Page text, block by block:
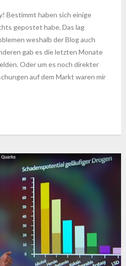
Bestimmt haben sich einige
gepostet habe. Das lag
weshalb der Blog auch
gab es die letzten Monate
Oder um es noch direkter
auf dem Markt waren mir